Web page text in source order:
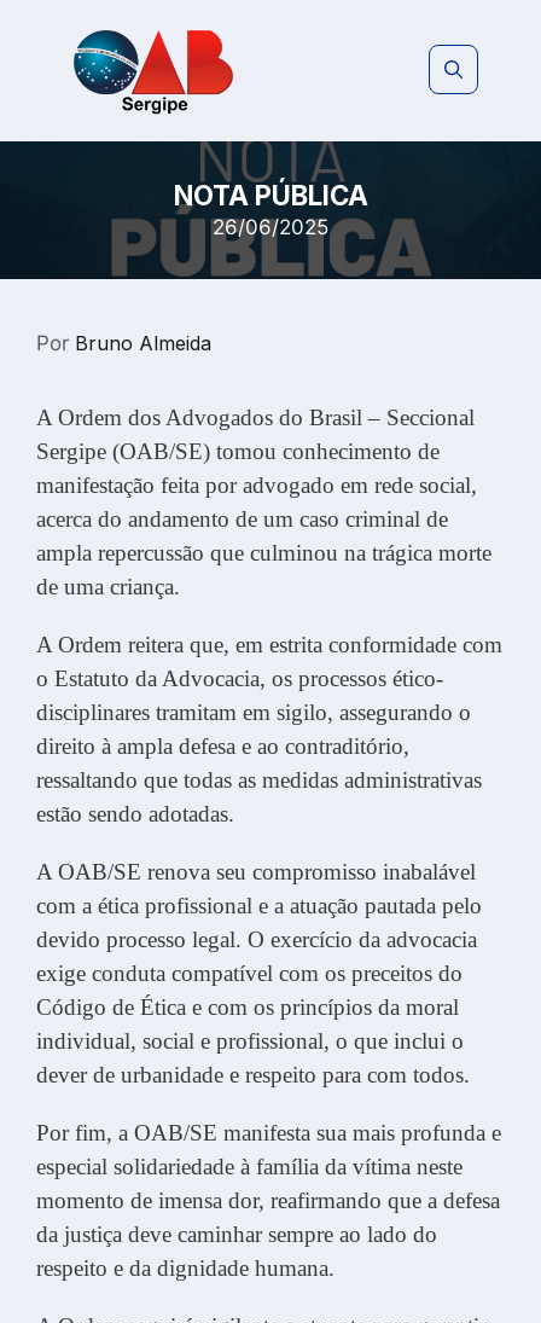
NOTA PÚBLICA
26/06/2025
Por Bruno Almeida
A Ordem dos Advogados do Brasil – Seccional
Sergipe (OAB/SE) tomou conhecimento de
manifestação feita por advogado em rede social,
acerca do andamento de um caso criminal de
ampla repercussão que culminou na trágica morte
de uma criança.
A Ordem reitera que, em estrita conformidade com
o Estatuto da Advocacia, os processos ético-
disciplinares tramitam em sigilo, assegurando o
direito à ampla defesa e ao contraditório,
ressaltando que todas as medidas administrativas
estão sendo adotadas.
A OAB/SE renova seu compromisso inabalável
com a ética profissional e a atuação pautada pelo
devido processo legal. O exercício da advocacia
exige conduta compatível com os preceitos do
Código de Ética e com os princípios da moral
individual, social e profissional, o que inclui o
dever de urbanidade e respeito para com todos.
Por fim, a OAB/SE manifesta sua mais profunda e
especial solidariedade à família da vítima neste
momento de imensa dor, reafirmando que a defesa
da justiça deve caminhar sempre ao lado do
respeito e da dignidade humana.